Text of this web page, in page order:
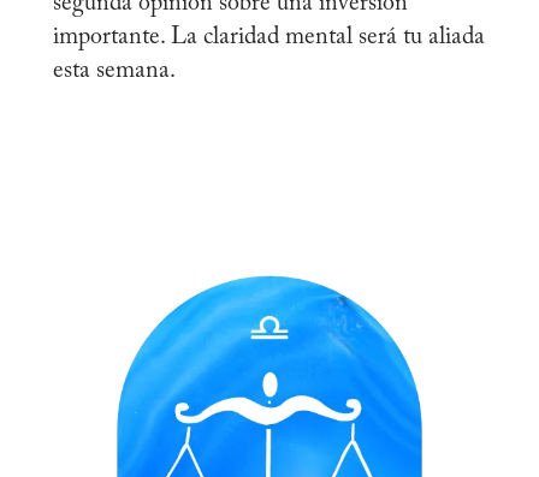
importante. La claridad mental será tu aliada
esta semana.